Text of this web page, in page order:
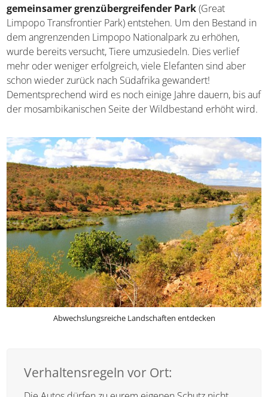
gemeinsamer grenzübergreifender Park(Great
Limpopo Transfrontier Park) entstehen. Um den Bestand
in dem angrenzenden Limpopo Nationalpark zu erhöhen,
wurde bereits versucht, Tiere umzusiedeln. Dies verlief
mehr oder weniger erfolgreich, viele Elefanten sind aber
schon wieder zurück nach Südafrika gewandert!
Dementsprechend wird es noch einige Jahre dauern, bis
auf der mosambikanischen Seite der Wildbestand erhöht
Verhaltensregeln vor Ort: